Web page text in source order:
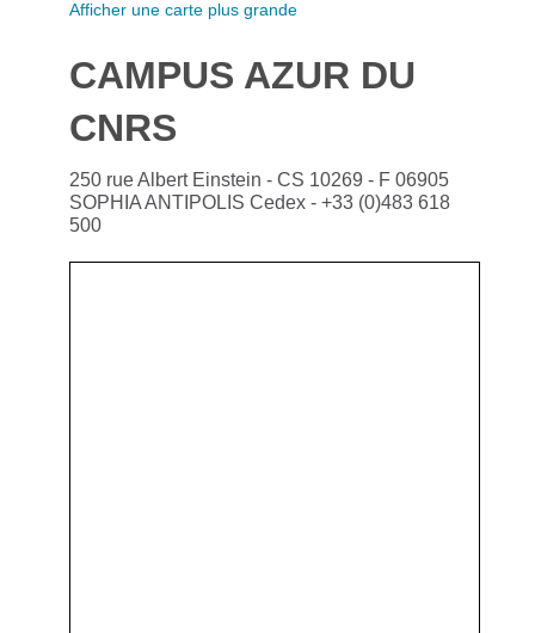
Afficher une carte plus grande
CAMPUS AZUR DU
CNRS
250 rue Albert Einstein - CS 10269 - F 06905
SOPHIA ANTIPOLIS Cedex - +33 (0)483 618
500